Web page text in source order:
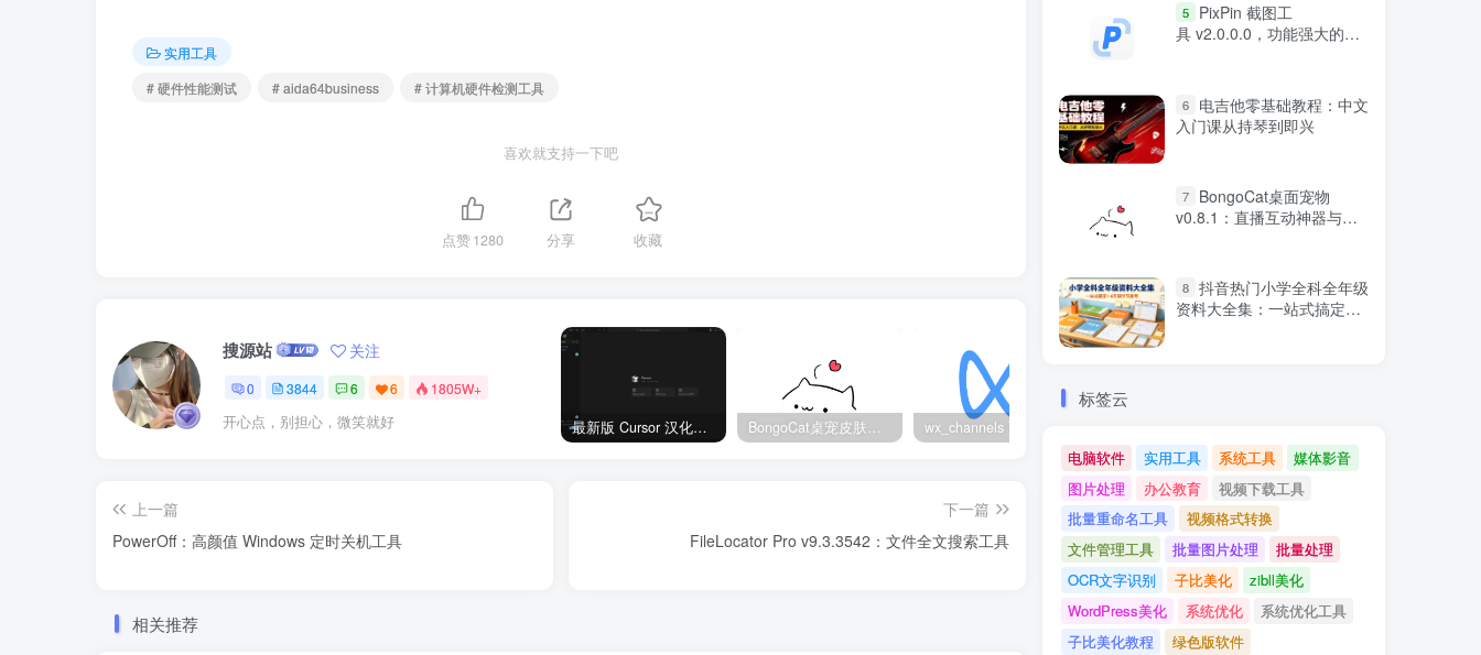
实用工具
# 硬件性能测试
# aida64business # 计算机硬件检测工具
喜欢就支持一下吧
点赞1280 分享 收藏
搜源站 关注
0 3844 6 6 1805W+
开心点，别担心，微笑就好 最新版 Cursor 汉化设置中文教程（两种简单方法，附中文语言包下载） BongoCat桌宠皮肤包大全：20款主题皮肤免费下载
上一篇
PowerOff：高颜值 Windows 定时关机工具
下一篇
FileLocator Pro v9.3.3542：文件全文搜索工具
相关推荐
5
PixPin 截图工
具 v2.0.0.0，功能强大的一
6
电吉他零基础教程：中文
入门课从持琴到即兴
7
BongoCat桌面宠物
v0.8.1：直播互动神器与键
8 抖音热门小学全科全年级
资料大全集：一站式搞定1-6
标签云
电脑软件 实用工具 系统工具
媒体影音
图片处理
办公教育
视频下载工具
批量重命名工具
视频格式转换
文件管理工具
批量图片处理
批量处理
OCR文字识别
子比美化
zibll美化
WordPress美化
系统优化
系统优化工具
子比美化教程
绿色版软件